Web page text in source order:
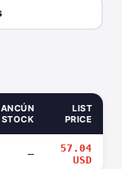
STOCK
LIST
PRICE
—
57.04
USD